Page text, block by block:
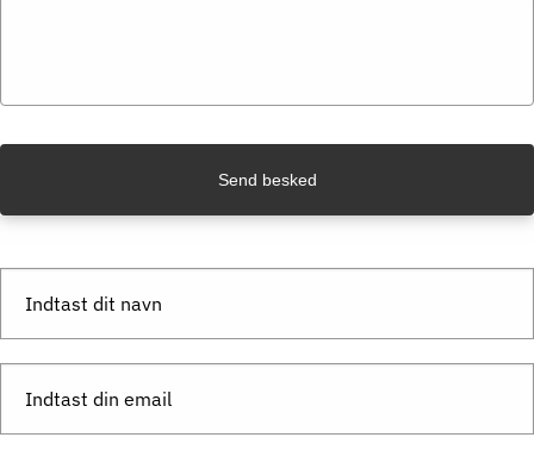
Send besked